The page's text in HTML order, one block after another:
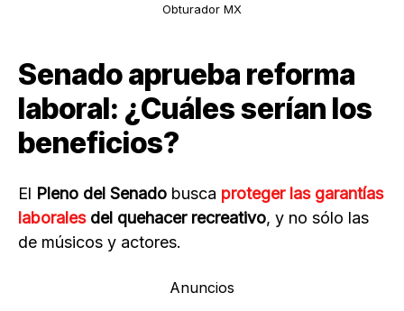
Obturador MX
Senado aprueba reforma
laboral: ¿Cuáles serían los
beneficios?
El Pleno del Senado busca proteger las garantías
laborales del quehacer recreativo, y no sólo las
de músicos y actores.
Anuncios